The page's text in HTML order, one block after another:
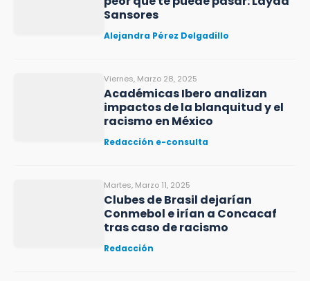
Sansores
Alejandra Pérez Delgadillo
Viernes, Marzo 28, 2025
Académicas Ibero analizan
impactos de la blanquitud y el
racismo en México
Redacción e-consulta
Martes, Marzo 11, 2025
Clubes de Brasil dejarían
Conmebol e irían a Concacaf
tras caso de racismo
Redacción